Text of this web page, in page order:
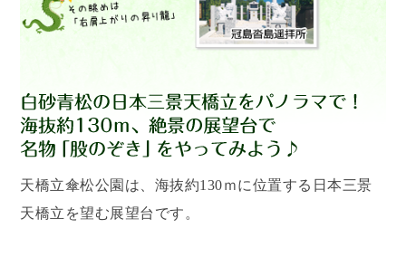
天橋立傘松公園は、海抜約130ｍに位置する日本三景
天橋立を望む展望台です。